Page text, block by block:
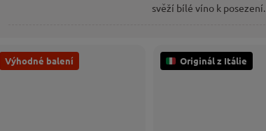
svěží bílé víno k posezení.
Výhodné balení Originál z Itálie